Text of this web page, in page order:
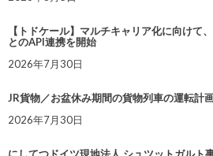
【トドケール】マルチキャリア化に向けて
とのAPI連携を開始
2026年7月30日
JR貨物／お盆休み期間の貨物列車の運転計
2026年7月30日